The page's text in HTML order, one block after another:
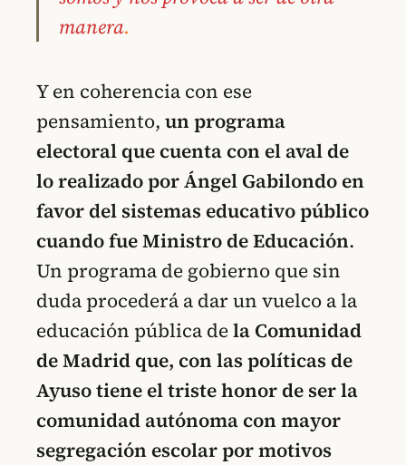
manera.
Y en coherencia con ese
pensamiento, un programa
electoral que cuenta con el aval de
lo realizado por Ángel Gabilondo en
favor del sistemas educativo público
cuando fue Ministro de Educación.
Un programa de gobierno que sin
duda procederá a dar un vuelco a la
educación pública dela Comunidad
de Madrid que, con las políticas de
Ayuso tiene el triste honor de ser la
comunidad autónoma con mayor
segregación escolar por motivos